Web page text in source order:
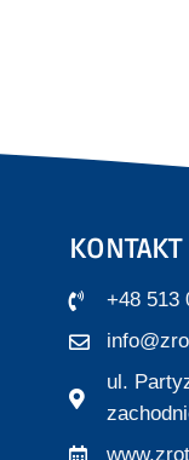
KONTAKT
+48 513
ul.